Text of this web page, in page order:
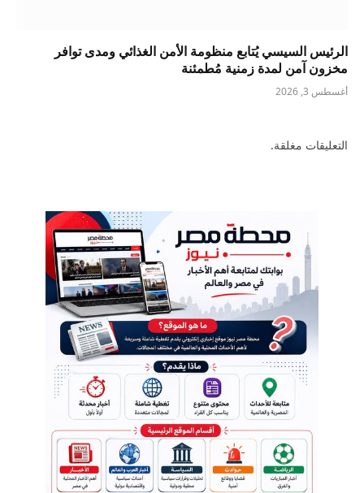
الرئيس السيسي يُتابع منظومة الأمن الغذائي ومدى توافر
مخزون آمن لمدة زمنية مُطمئنة
أغسطس 3, 2026
التعليقات مغلقة.